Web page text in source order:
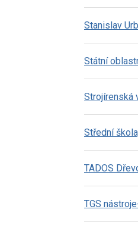
Stanislav
Státní
Strojírenská
Střední
TADOS
TGS